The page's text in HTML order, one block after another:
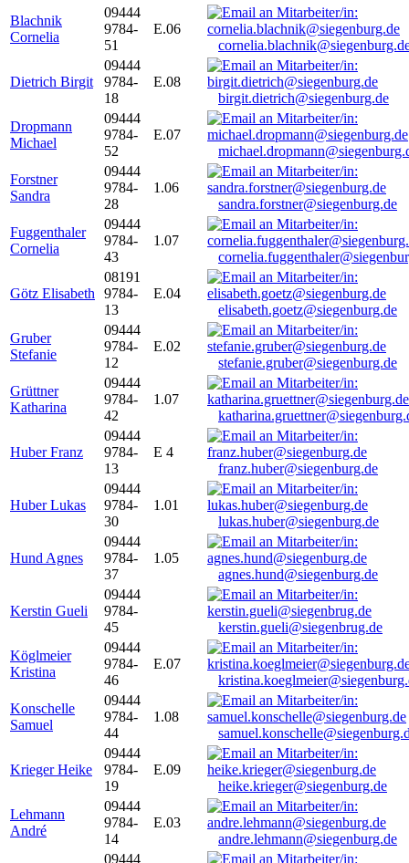
Blachnik
Cornelia
09444
9784-
51
E.06
Dietrich Birgit
09444
9784-
18
E.08
birgit.dietrich@siegenburg.de
Dropmann
Michael
09444
9784-
52
E.07
Forstner
Sandra
09444
9784-
28
1.06
sandra.forstner@siegenburg.de
Fuggenthaler
Cornelia
09444
9784-
43
1.07
Götz Elisabeth
08191
9784-
13
E.04
elisabeth.goetz@siegenburg.de
Gruber
Stefanie
09444
9784-
12
E.02
stefanie.gruber@siegenburg.de
Grüttner
Katharina
09444
9784-
42
1.07
Huber Franz
09444
9784-
13
E 4
franz.huber@siegenburg.de
Huber Lukas
09444
9784-
30
1.01
lukas.huber@siegenburg.de
Hund Agnes
09444
9784-
37
1.05
agnes.hund@siegenburg.de
Kerstin Gueli
09444
9784-
45
kerstin.gueli@siegenbrug.de
Köglmeier
Kristina
09444
9784-
46
E.07
Konschelle
Samuel
09444
9784-
44
1.08
Krieger Heike
09444
9784-
19
E.09
heike.krieger@siegenburg.de
Lehmann
André
09444
9784-
14
E.03
andre.lehmann@siegenburg.de
09444